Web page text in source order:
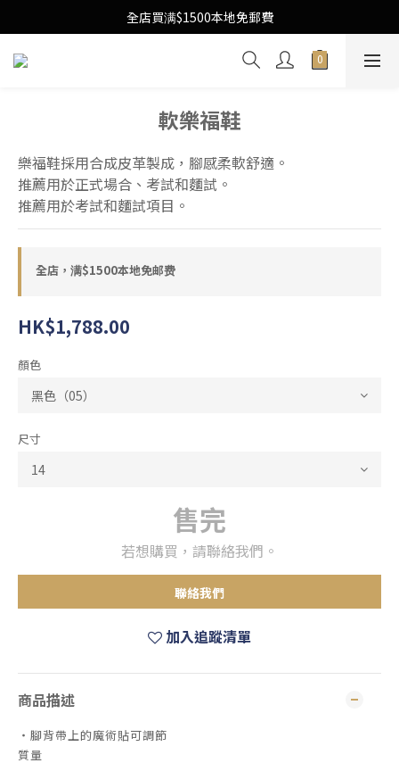
Free Local Shipping Upon $1500 purchase
全店買满$1500本地免郵費
Free Local Shipping Upon $1500 purchase
軟樂福鞋
樂福鞋採用合成皮革製成，腳感柔軟舒適。
推薦用於正式場合、考試和麵試。
推薦用於考試和麵試項目。
全店，满$1500本地免邮费
HK$1,788.00
顏色
尺寸
售完
若想購買，請聯絡我們。
聯絡我們
加入追蹤清單
商品描述
・腳背帶上的魔術貼可調節
質量